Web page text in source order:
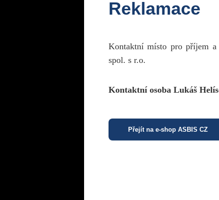
Reklamace
Kontaktní místo pro příjem
spol. s r.o.
Kontaktní osoba Lukáš
Přejít na e-shop ASBIS CZ